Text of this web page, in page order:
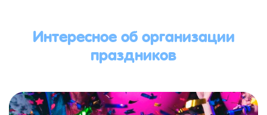
Интересное об организации
праздников